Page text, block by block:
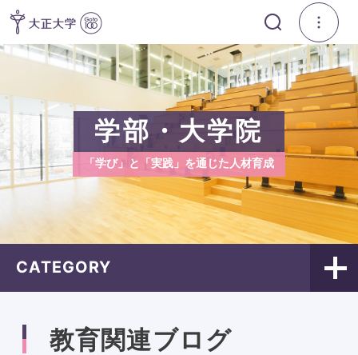
学部・大学院
「学び」と「実践」を通じた人材育成
CATEGORY
教育関連ブログ